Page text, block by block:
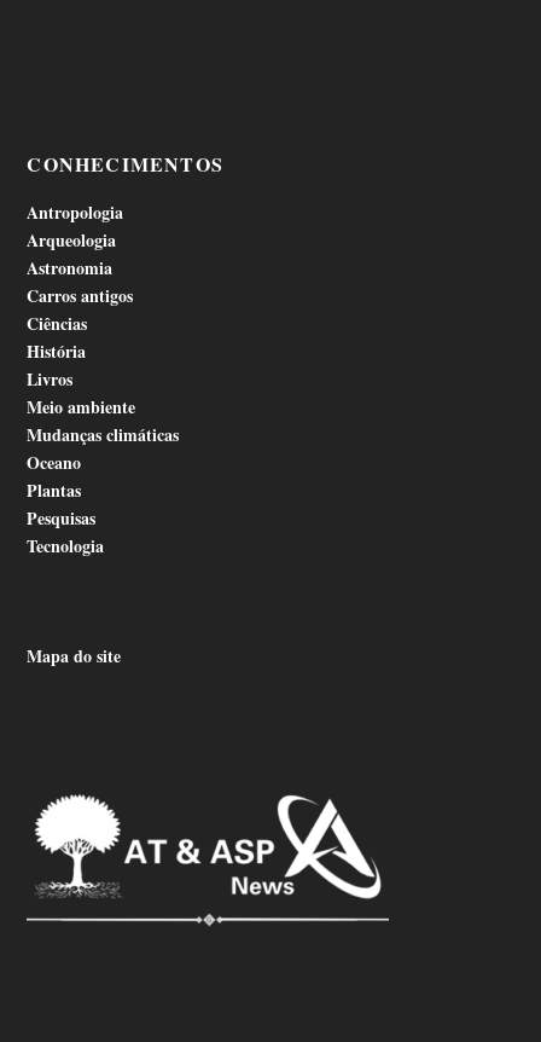
CONHECIMENTOS
Antropologia
Arqueologia
Astronomia
Carros antigos
Ciências
História
Livros
Meio ambiente
Mudanças climáticas
Oceano
Plantas
Pesquisas
Tecnologia
Mapa do site